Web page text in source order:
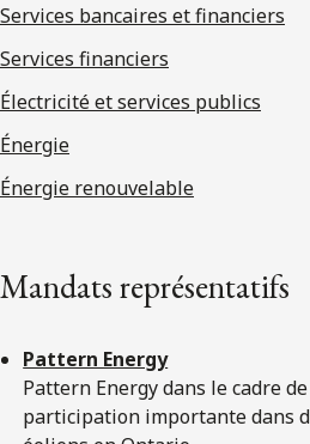
Services bancaires et financiers
Services financiers
Électricité et services publics
Énergie
Énergie renouvelable
Mandats représentatifs
Pattern Energy
Pattern Energy dans le cadre
participation importante dans